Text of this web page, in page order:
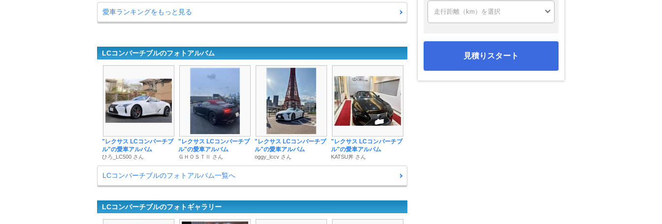
愛車ランキングをもっと見る
LCコンバーチブルのフォトアルバム
"レクサス LCコンバーチブ
ル"の愛車アルバム
ひろ_LC500 さん
"レクサス LCコンバーチブ
ル"の愛車アルバム
ＧＨＯＳＴⅡ さん
"レクサス LCコンバーチブ
ル"の愛車アルバム
oggy_lccv さん
"レクサス LCコンバーチブ
ル"の愛車アルバム
KATSU丼 さん
LCコンバーチブルのフォトアルバム一覧へ
LCコンバーチブルのフォトギャラリー
見積りスタート